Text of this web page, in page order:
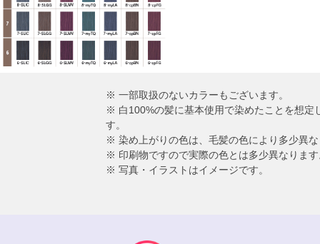
※ 一部取扱のないカラーもございます。
※ 白100%の髪に基本使用で染めたことを想定
す。
※ 染め上がりの色は、毛髪の色により多少異
※ 印刷物ですので実際の色とは多少異なりま
※ 写真・イラストはイメージです。